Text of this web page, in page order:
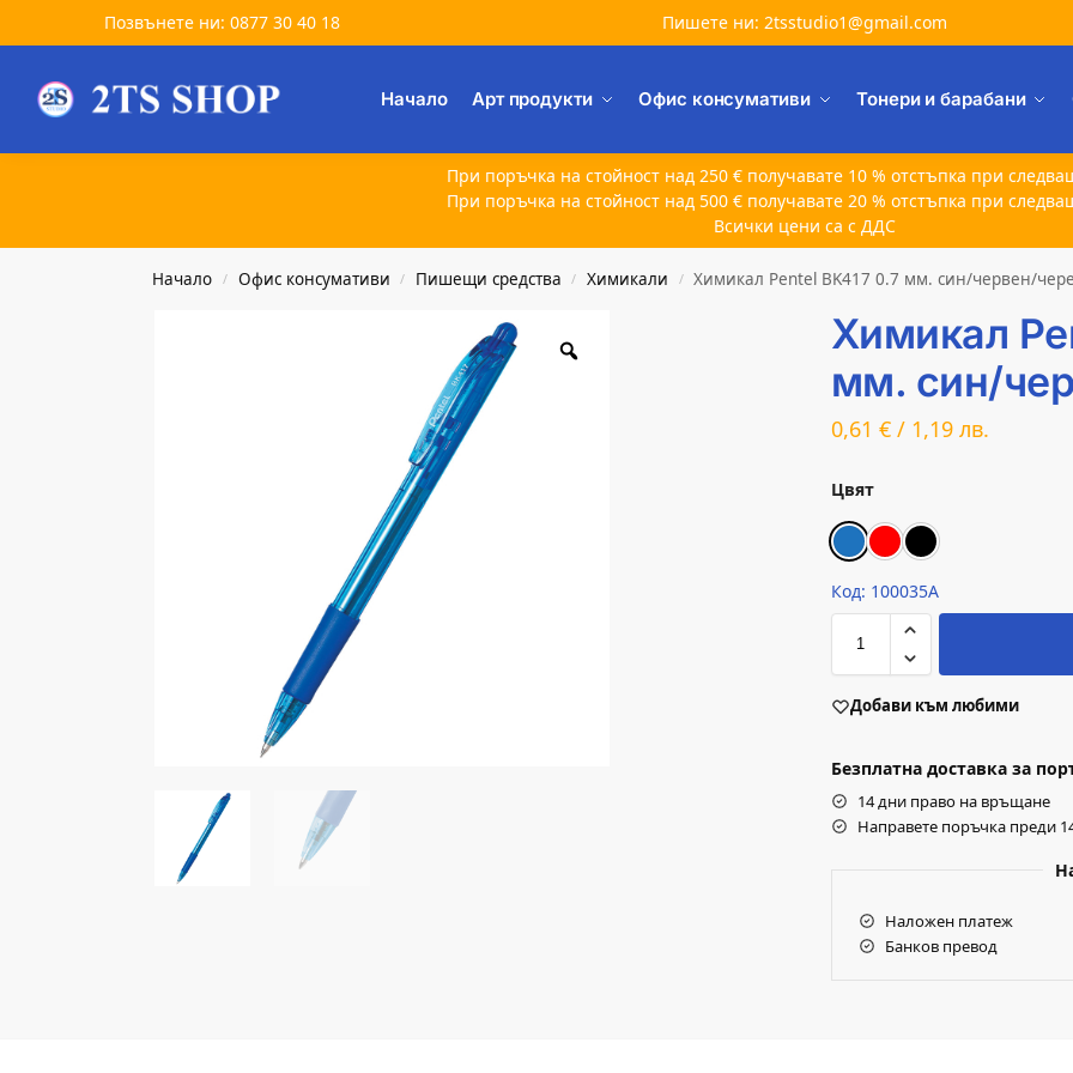
Позвънете ни: 0877 30 40 18 Пишете ни: 2tsstudio1@gmail.com
Начало Арт продукти Офис консумативи Тонери и барабани
Търсене
При поръчка на стойност над 250 € получавате 10 % отстъпка при
При поръчка на стойност над 500 € получавате 20 % отстъпка при
Всички цени са с ДДС
Начало / Офис консумативи / Пишещи средства / Химикали / Химикал Pentel BK417 0.7 мм. син/червен/
Химикал
мм. син/
0,61 € / 1,19 лв.
Цвят
Код: 100035А
Добави към любими
Безплатна доставка за
14 дни право на връщане
Направете поръчка преди
Наложен платеж
Банков превод